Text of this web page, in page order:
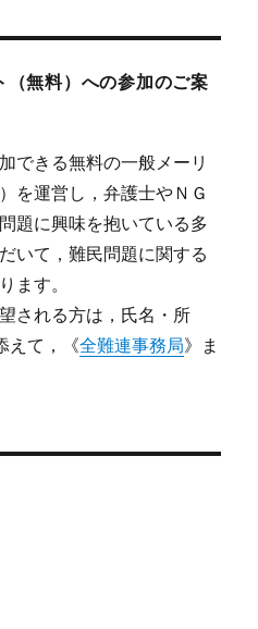
無料）への参加のご案
できる無料の一般メーリ
を運営し，弁護士やＮＧ
題に興味を抱いている多
いて，難民問題に関する
ます。
される方は，氏名・所
えて，《全難連事務局》ま